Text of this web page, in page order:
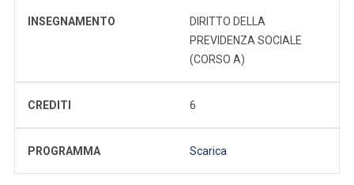
INSEGNAMENTO
DIRITTO DELLA
PREVIDENZA SOCIALE
(CORSO A)
CREDITI 6
PROGRAMMA Scarica